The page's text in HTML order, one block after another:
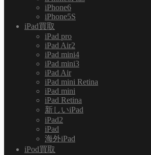
iPhone6
iPhone5S
iPad買取
iPad pro
iPad Air2
iPad mini4
iPad mini3
iPad Air
iPad mini Retina
iPad mini
iPad Retina
新しいiPad
iPad2
iPad
海外iPad
iPod買取